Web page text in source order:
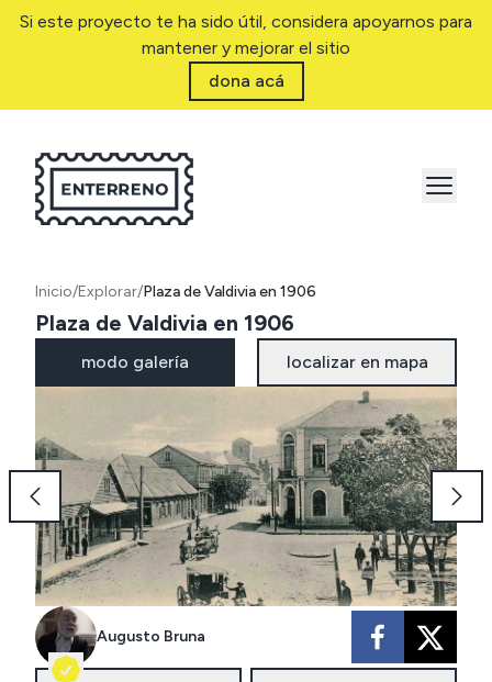
Si este proyecto te ha sido útil, considera apoyarnos para
mantener y mejorar el sitio
dona acá
Inicio/Explorar/Plaza de Valdivia en 1906
Plaza de Valdivia en 1906
modo galería localizar en mapa
Augusto Bruna